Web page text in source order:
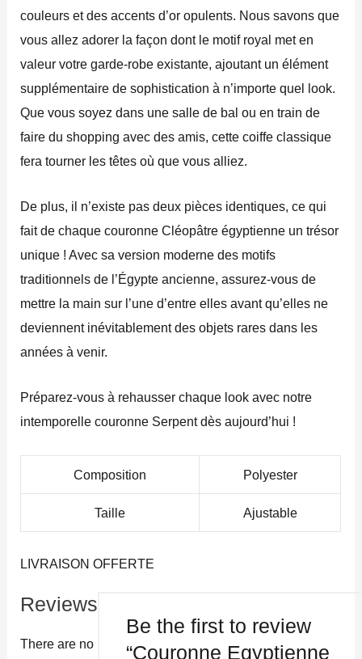
couleurs et des accents d’or opulents. Nous savons que
vous allez adorer la façon dont le motif royal met en
valeur votre garde-robe existante, ajoutant un élément
supplémentaire de sophistication à n’importe quel look.
Que vous soyez dans une salle de bal ou en train de
faire du shopping avec des amis, cette coiffe classique
fera tourner les têtes où que vous alliez.
De plus, il n’existe pas deux pièces identiques, ce qui
fait de chaque couronne Cléopâtre égyptienne un trésor
unique ! Avec sa version moderne des motifs
traditionnels de l’Égypte ancienne, assurez-vous de
mettre la main sur l’une d’entre elles avant qu’elles ne
deviennent inévitablement des objets rares dans les
années à venir.
Préparez-vous à rehausser chaque look avec notre
intemporelle couronne Serpent dès aujourd’hui !
Composition Polyester
Taille Ajustable
LIVRAISON OFFERTE
Reviews
There are no
Be the first to review
“Couronne Egyptienne